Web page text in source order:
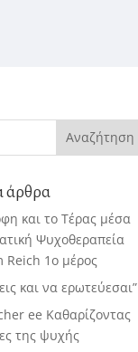
άρθρα
και το Τέρας μέσα
Ψυχοθεραπεία
Reich 1ο μέρος
και να ερωτεύεσαι”
ee Καθαρίζοντας
της ψυχής